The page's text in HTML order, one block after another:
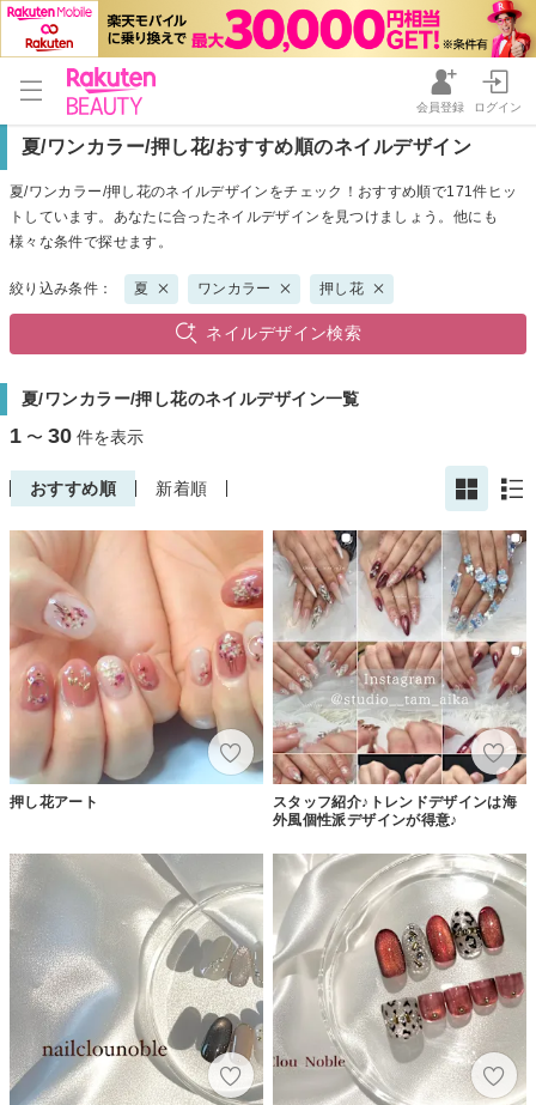
会員登録 ログイン
夏/ワンカラー/押し花/おすすめ順のネイルデザイン
夏/ワンカラー/押し花のネイルデザインをチェック！おすすめ順で171件ヒッ
トしています。あなたに合ったネイルデザインを見つけましょう。他にも
様々な条件で探せます。
絞り込み条件： 夏 ワンカラー 押し花
ネイルデザイン検索
夏/ワンカラー/押し花のネイルデザイン一覧
1 〜 30 件を表示
おすすめ順 新着順
押し花アート
スタッフ紹介♪トレンドデザインは海
外風個性派デザインが得意♪